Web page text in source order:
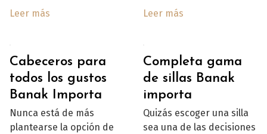
Leer más
Leer más
Cabeceros para
todos los gustos
Banak Importa
Nunca está de más
plantearse la opción de
Completa gama
de sillas Banak
importa
Quizás escoger una silla
sea una de las decisiones